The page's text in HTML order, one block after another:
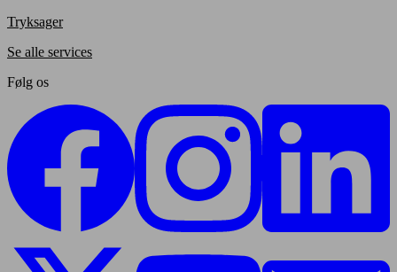
Tryksager
Se alle services
Følg os